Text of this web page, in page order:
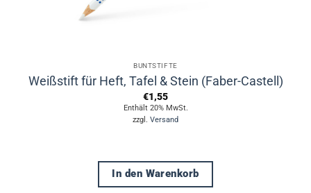
BUNTSTIFTE
Weißstift für Heft, Tafel & Stein (Faber-Castell)
€1,55
Enthält 20% MwSt.
zzgl. Versand
In den Warenkorb